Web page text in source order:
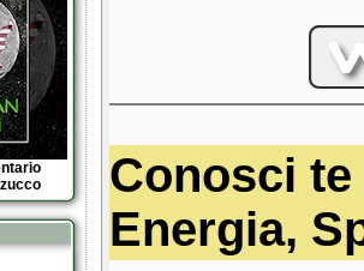
Conosci
Energia,